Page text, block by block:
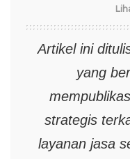
Artikel ini
yang
strategis
layanan jasa